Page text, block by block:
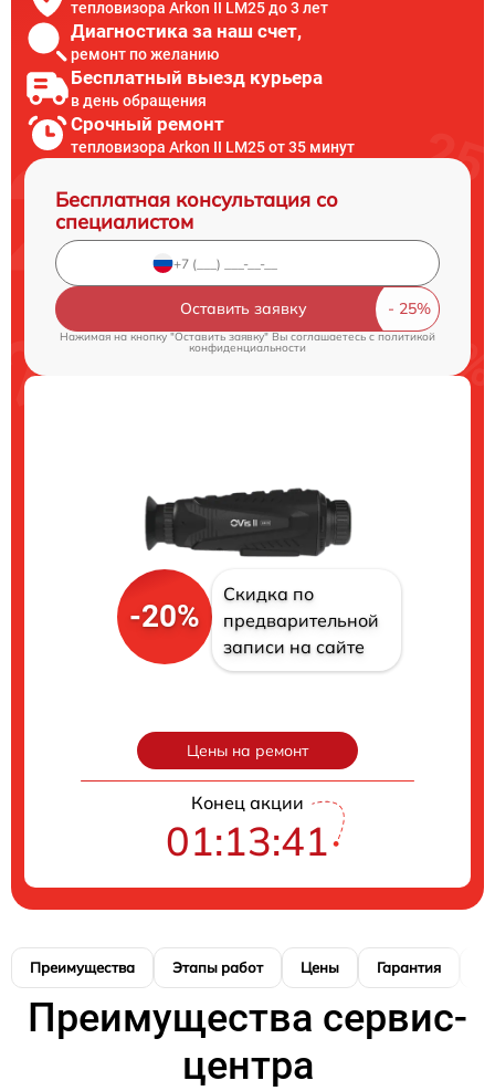
тепловизора Arkon II LM25 до 3 лет
Диагностика за наш счет,
ремонт по желанию
Бесплатный выезд курьера
в день обращения
Срочный ремонт
тепловизора Arkon II LM25 от 35 минут
Бесплатная консультация со
специалистом
Оставить заявку
Нажимая на кнопку "Оставить заявку" Вы соглашаетесь c политикой
конфиденциальности
-20%
Скидка по
предварительной
записи на сайте
Цены на ремонт
Конец акции
01:13:40
Преимущества Этапы работ Цены Гарантия
Преимущества сервис-
центра